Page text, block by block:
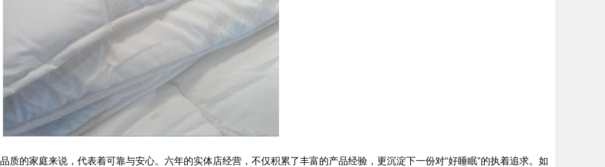
质的家庭来说，代表着可靠与安心。六年的实体店经营，不仅积累了丰富的产品经验，更沉淀下一份对“好睡眠”的执着追求。如